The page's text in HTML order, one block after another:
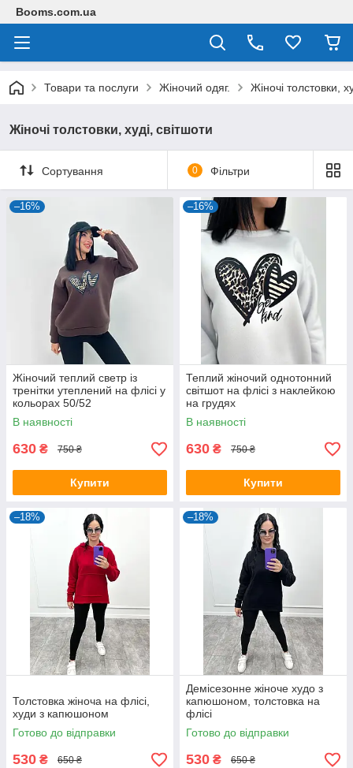
Booms.com.ua
Товари та послуги Жіночий одяг. Жіночі толстовки,
Жіночі толстовки, худі, світшоти
Сортування 0 Фільтри
–16%
Жіночий теплий светр із
тренітки утеплений на флісі у
кольорах 50/52
В наявності
630 ₴ 750 ₴
Купити
–16%
Теплий жіночий однотонний
світшот на флісі з наклейкою
на грудях
В наявності
630 ₴ 750 ₴
Купити
–18%
Толстовка жіноча на флісі,
худи з капюшоном
Готово до відправки
530 ₴ 650 ₴
–18%
Демісезонне жіноче худо з
капюшоном, толстовка на
флісі
Готово до відправки
530 ₴ 650 ₴